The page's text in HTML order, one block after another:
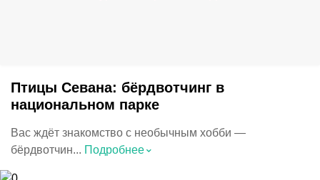
Птицы Севана: бёрдвотчинг в
национальном парке
Вас ждёт знакомство с необычным хобби —
бёрдвотчин... Подробнее⌃